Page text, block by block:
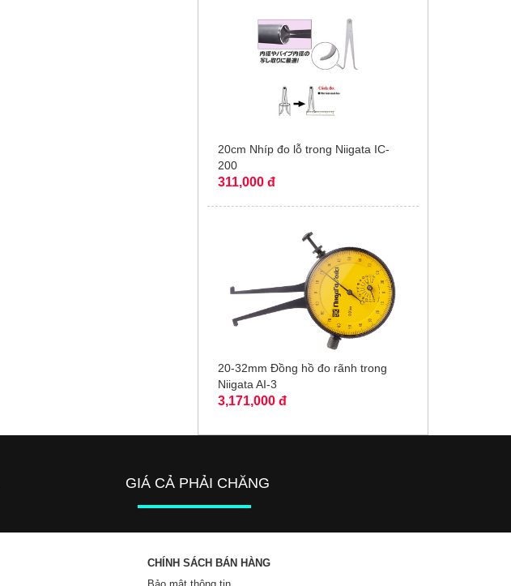
20cm Nhíp đo lỗ trong Niigata IC-
200
311,000 đ
20-32mm Đồng hồ đo rãnh trong
Niigata AI-3
3,171,000 đ
GIÁ CẢ PHẢI CHĂNG
CHÍNH SÁCH BÁN HÀNG